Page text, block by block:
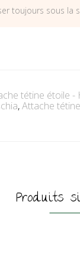
toujours sous la
tétine étoile -
,Attache
Produits